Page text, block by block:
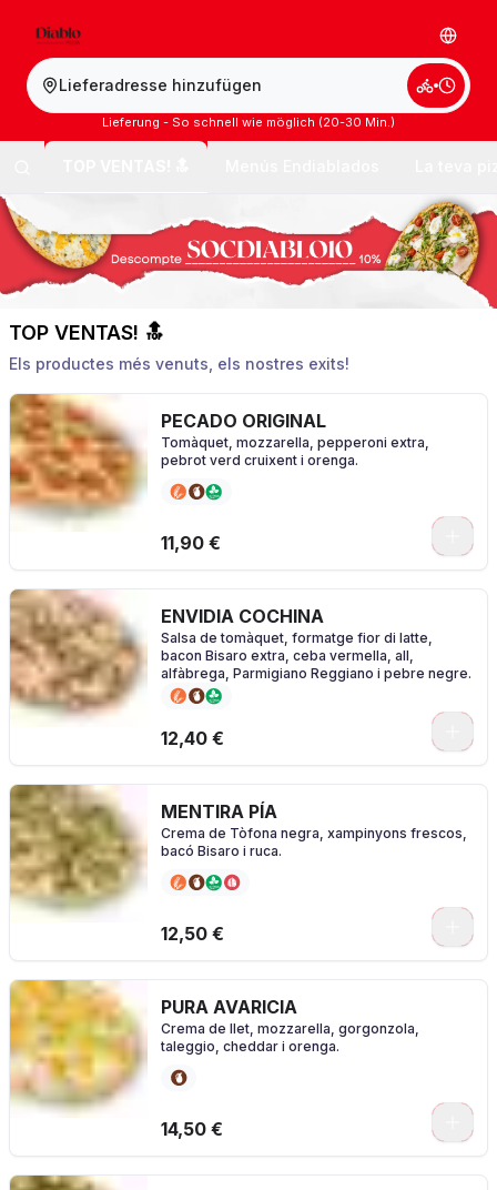
Lieferadresse hinzufügen
Lieferung - So schnell wie möglich (20-30 Min.)
TOP VENTAS! 🔝
Els productes més venuts, els nostres exits!
PECADO ORIGINAL
Tomàquet, mozzarella, pepperoni extra,
pebrot verd cruixent i orenga.
11,90 €
ENVIDIA COCHINA
Salsa de tomàquet, formatge fior di latte,
bacon Bisaro extra, ceba vermella, all,
alfàbrega, Parmigiano Reggiano i pebre negre.
12,40 €
MENTIRA PÍA
Crema de Tòfona negra, xampinyons frescos,
bacó Bisaro i ruca.
12,50 €
PURA AVARICIA
Crema de llet, mozzarella, gorgonzola,
taleggio, cheddar i orenga.
14,50 €